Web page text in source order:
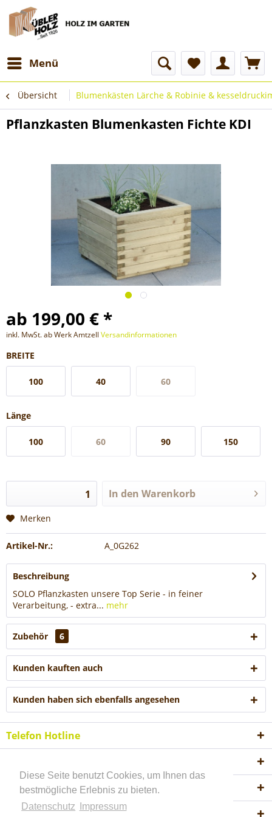
Diese Seite benutzt Cookies, um Ihnen das
bestmögliche Erlebnis zu bieten.
Datenschutz
Impressum
Menü
Übersicht Blumenkästen Lärche & Robinie &
Pflanzkasten Blumenkasten Fichte KDI
ab 199,00 € *
inkl. MwSt. ab Werk Amtzell Versandinformationen
BREITE
100 40 60
Länge
100 60 90 150
In den Warenkorb
Merken
Artikel-Nr.: A_0G262
Beschreibung
SOLO Pflanzkasten unsere Top Serie - in feiner
Verarbeitung, - extra... mehr
Zubehör 6
Kunden kauften auch
Kunden haben sich ebenfalls angesehen
Telefon Hotline
Informationen
Akzeptierte Zahlungsweisen